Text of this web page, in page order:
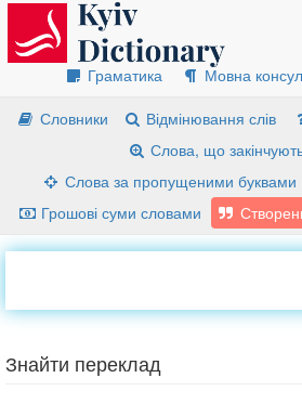
Граматика
Мовна
Словники
Відмінювання слів
Слова, що
Слова за пропущеними буквами
Грошові суми словами
Знайти переклад